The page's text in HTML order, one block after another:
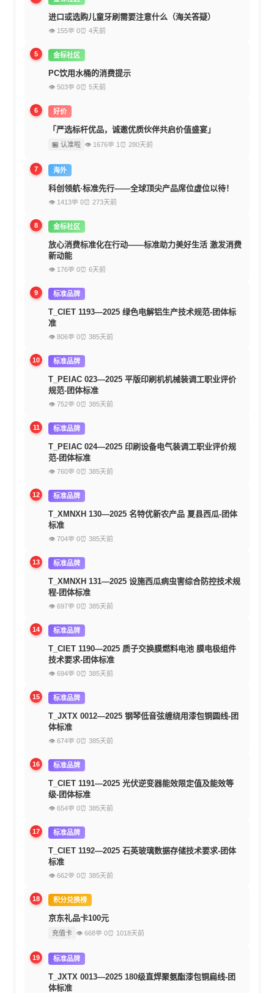
进口或选购儿童牙刷需要注意什么（海关答疑）
👁 155💬 0⏰ 4天前
5 金标社区
PC饮用水桶的消费提示
👁 503💬 0⏰ 5天前
6 好价
「严选标杆优品，诚邀优质伙伴共启价值盛宴」
🏪 认准啦 👁 1676💬 1 ⏰ 280天前
7 海外
科创领航·标准先行——全球顶尖产品席位虚位以待！
👁 1413💬 0⏰ 273天前
8 金标社区
放心消费标准化在行动——标准助力美好生活 激发消费
新动能
👁 176💬 0⏰ 6天前
9 标准品牌
T_CIET 1193—2025 绿色电解铝生产技术规范-团体标
准
👁 806💬 0⏰ 385天前
10 标准品牌
T_PEIAC 023—2025 平版印刷机机械装调工职业评价
规范-团体标准
👁 752💬 0⏰ 385天前
11 标准品牌
T_PEIAC 024—2025 印刷设备电气装调工职业评价规
范-团体标准
👁 760💬 0⏰ 385天前
12 标准品牌
T_XMNXH 130—2025 名特优新农产品 夏县西瓜-团体
标准
👁 704💬 0⏰ 385天前
13 标准品牌
T_XMNXH 131—2025 设施西瓜病虫害综合防控技术规
程-团体标准
👁 697💬 0⏰ 385天前
14 标准品牌
T_CIET 1190—2025 质子交换膜燃料电池 膜电极组件
技术要求-团体标准
👁 694💬 0⏰ 385天前
15 标准品牌
T_JXTX 0012—2025 钢琴低音弦缠绕用漆包铜圆线-团
体标准
👁 674💬 0⏰ 385天前
16 标准品牌
T_CIET 1191—2025 光伏逆变器能效限定值及能效等
级-团体标准
👁 654💬 0⏰ 385天前
17 标准品牌
T_CIET 1192—2025 石英玻璃数据存储技术要求-团体
标准
👁 662💬 0⏰ 385天前
18 积分兑换榜
京东礼品卡100元
充值卡 👁 668💬 0⏰ 1018天前
19 标准品牌
T_JXTX 0013—2025 180级直焊聚氨酯漆包铜扁线-团
体标准